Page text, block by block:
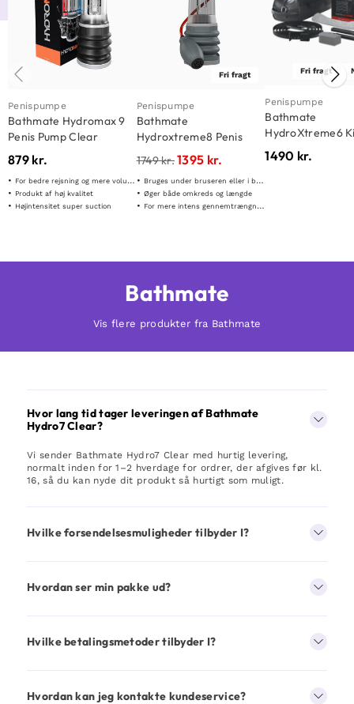
Penispumpe
Bathmate Hydromax 9
Penis Pump Clear
879 kr.
For bedre rejsning og mere volumen
Produkt af høj kvalitet
Højintensitet super suction
Fri fragt
Penispumpe
Bathmate
Hydroxtreme8 Penis
Enlarger Pump
1749kr.1395 kr.
Bruges under bruseren eller i badekarret
Øger både omkreds og længde
For mere intens gennemtrængning
Fri fragt
Penispumpe
Bathmate
HydroXtreme6
1490 kr.
Bathmate
Vis flere produkter fra Bathmate
Hvor lang tid tager leveringen af Bathmate
Hydro7 Clear?
Vi sender Bathmate Hydro7 Clear med hurtig levering,
normalt inden for 1–2 hverdage for ordrer, der afgives før kl.
16, så du kan nyde dit produkt så hurtigt som muligt.
Hvilke forsendelsesmuligheder tilbyder I?
Hvordan ser min pakke ud?
Hvilke betalingsmetoder tilbyder I?
Hvordan kan jeg kontakte kundeservice?